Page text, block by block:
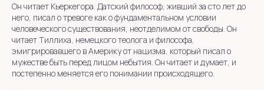
Он читает Кьеркегора. Датский философ, живший за сто лет до
него, писал о тревоге как о фундаментальном условии
человеческого существования, неотделимом от свободы. Он
читает Тиллиха, немецкого теолога и философа,
эмигрировавшего в Америку от нацизма, который писал о
мужестве быть перед лицом небытия. Он читает и думает, и
постепенно меняется его понимании происходящего.